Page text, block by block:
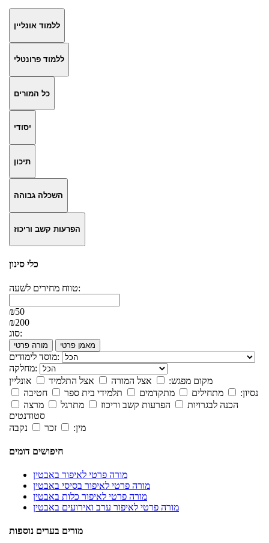
ללמוד אונליין
ללמוד פרונטלי
כל המורים
יסודי
תיכון
השכלה גבוהה
הפרעות קשב וריכוז
כלי סינון
טווח מחירים לשעה:
₪50
₪200
סוג:
מורה פרטי מאמן פרטי
מוסד לימודים:
מחלקה:
מקום מפגש:
אצל המורה אצל התלמיד
אונליין
נסיון:
מתחילים מתקדמים תלמידי בית ספר
חטיבה
הכנה לבגרויות
הפרעות קשב וריכוז מתרגל
מרצה
סטודנטים
מין:
זכר נקבה
חיפושים דומים
מורה פרטי לאיפור באבטין
מורה פרטי לאיפור בסיסי באבטין
מורה פרטי לאיפור כלות באבטין
מורה פרטי לאיפור ערב ואירועים באבטין
מורים בערים נוספות